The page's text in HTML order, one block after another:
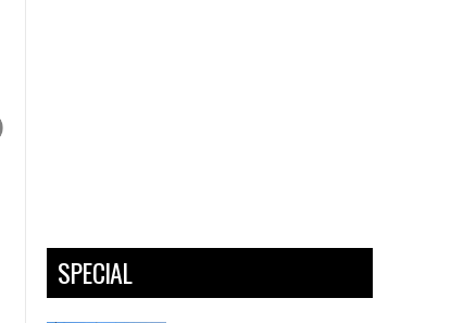
SPECIAL